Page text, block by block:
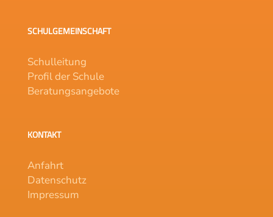
SCHULGEMEINSCHAFT
Schulleitung
Profil der Schule
Beratungsangebote
KONTAKT
Anfahrt
Datenschutz
Impressum